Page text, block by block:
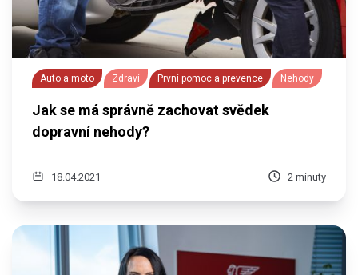
Auto a moto Zdraví První pomoc a prevence Nehody
Jak se má správně zachovat svědek
dopravní nehody?
18.04.2021 2 minuty